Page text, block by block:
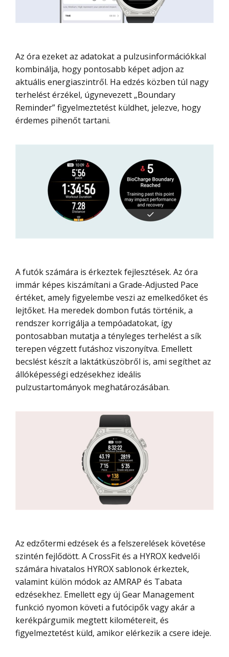
Az óra ezeket az adatokat a pulzusinformációkkal
kombinálja, hogy pontosabb képet adjon az
aktuális energiaszintről. Ha edzés közben túl nagy
terhelést érzékel, úgynevezett „Boundary
Reminder” figyelmeztetést küldhet, jelezve, hogy
érdemes pihenőt tartani.
A futók számára is érkeztek fejlesztések. Az óra
immár képes kiszámítani a Grade-Adjusted Pace
értéket, amely figyelembe veszi az emelkedőket és
lejtőket. Ha meredek dombon futás történik, a
rendszer korrigálja a tempóadatokat, így
pontosabban mutatja a tényleges terhelést a sík
terepen végzett futáshoz viszonyítva. Emellett
becslést készít a laktátküszöbről is, ami segíthet az
állóképességi edzésekhez ideális
pulzustartományok meghatározásában.
Az edzőtermi edzések és a felszerelések követése
szintén fejlődött. A CrossFit és a HYROX kedvelői
számára hivatalos HYROX sablonok érkeztek,
valamint külön módok az AMRAP és Tabata
edzésekhez. Emellett egy új Gear Management
funkció nyomon követi a futócipők vagy akár a
kerékpárgumik megtett kilométereit, és
figyelmeztetést küld, amikor elérkezik a csere ideje.